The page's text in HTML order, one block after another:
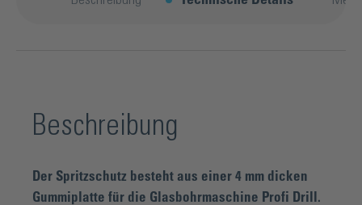
Beschreibung
Der Spritzschutz besteht aus einer 4 mm dicken
Gummiplatte für die Glasbohrmaschine Profi Drill.